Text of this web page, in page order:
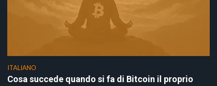
ITALIANO
Cosa succede quando si fa di Bitcoin il proprio